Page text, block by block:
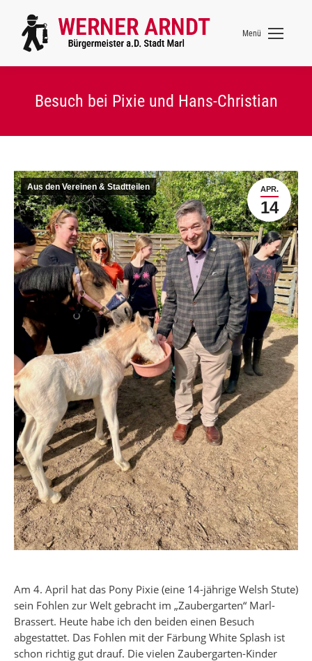
Menü
Besuch bei Pixie und Hans-Christian
APR.
14
Aus den Vereinen & Stadtteilen
Am 4. April hat das Pony Pixie (eine 14-jährige Welsh Stute)
sein Fohlen zur Welt gebracht im „Zaubergarten“ Marl-
Brassert. Heute habe ich den beiden einen Besuch
abgestattet. Das Fohlen mit der Färbung White Splash ist
schon richtig gut drauf. Die vielen Zaubergarten-Kinder